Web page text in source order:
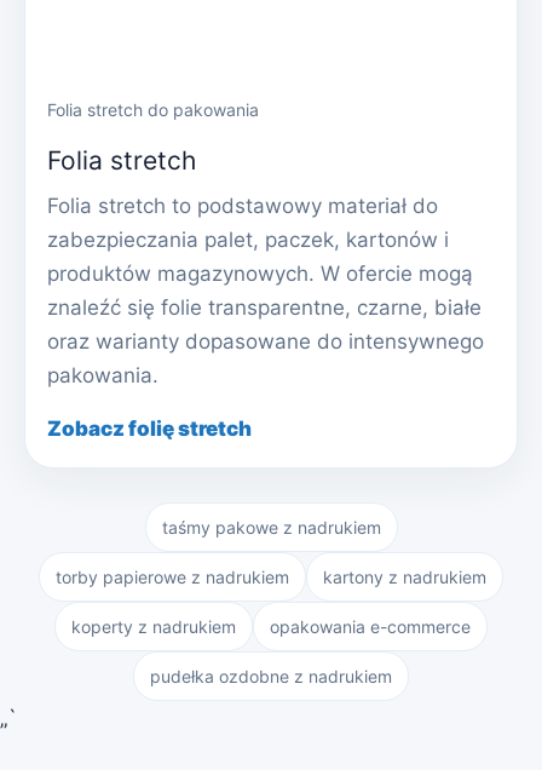
Folia stretch do pakowania
Folia stretch
Folia stretch to podstawowy materiał do
zabezpieczania palet, paczek, kartonów i
produktów magazynowych. W ofercie mogą
znaleźć się folie transparentne, czarne, białe
oraz warianty dopasowane do intensywnego
pakowania.
Zobacz folię stretch
taśmy pakowe z nadrukiem
torby papierowe z nadrukiem kartony z nadrukiem
koperty z nadrukiem opakowania e-commerce
pudełka ozdobne z nadrukiem
„`